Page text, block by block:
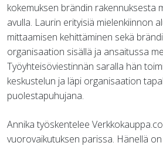
kokemuksen brändin rakennuksesta
avulla. Laurin erityisiä mielenkiinnon
mittaamisen kehittäminen sekä
organisaation sisällä ja ansaitussa
Työyhteisöviestinnän saralla hän
keskustelun ja läpi organisaation
puolestapuhujana.
Annika työskentelee
vuorovaikutuksen parissa. Hänellä